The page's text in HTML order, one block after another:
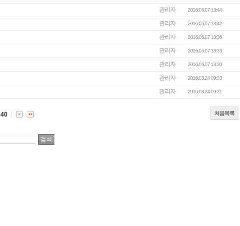
관리자 2016.06.07 13:44
관리자 2016.06.07 13:42
관리자 2016.06.07 13:36
관리자 2016.06.07 13:33
관리자 2016.06.07 13:30
관리자 2016.03.24 09:33
관리자 2016.03.24 09:31
처음목록
40